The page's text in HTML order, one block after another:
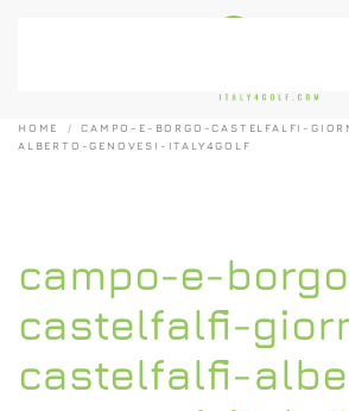
HOME
CAMPO-E-BORGO-CASTELFALFI-
ALBERTO-GENOVESI-ITALY4GOLF
campo-e-
castelfalfi-
castelfalfi-